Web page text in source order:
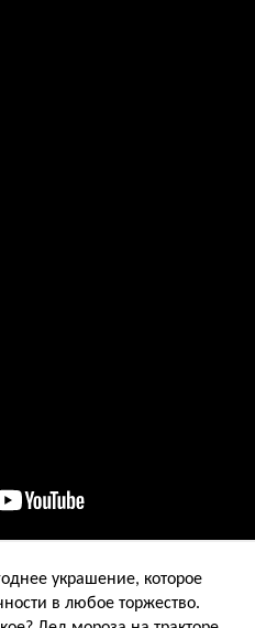
украшение, которое
в любое торжество.